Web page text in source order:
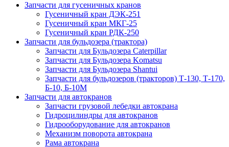
Запчасти для гусеничных кранов
Гусеничный кран ДЭК-251
Гусеничный кран МКГ-25
Гусеничный кран РДК-250
Запчасти для бульдозера (трактора)
Запчасти для Бульдозера Caterpillar
Запчасти для Бульдозера Komatsu
Запчасти для Бульдозера Shantui
Запчасти для бульдозеров (тракторов) Т-130, Т-170,
Б-10, Б-10М
Запчасти для автокранов
Запчасти грузовой лебедки автокрана
Гидроцилиндры для автокранов
Гидрооборудование для автокранов
Механизм поворота автокрана
Рама автокрана